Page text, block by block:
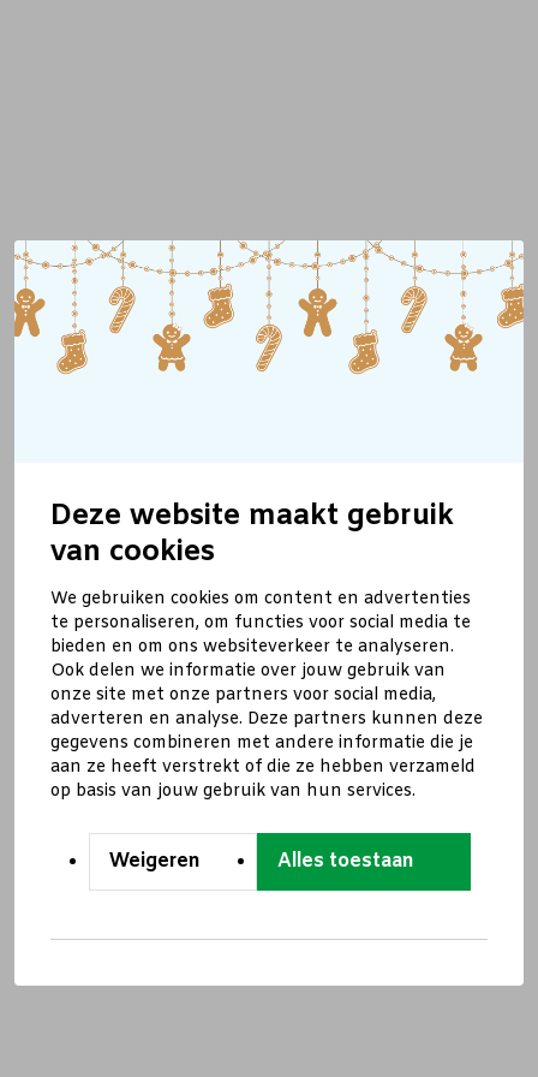
Deze website maakt gebruik
van cookies
We gebruiken cookies om content en advertenties
te personaliseren, om functies voor social media te
bieden en om ons websiteverkeer te analyseren.
Ook delen we informatie over jouw gebruik van
onze site met onze partners voor social media,
adverteren en analyse. Deze partners kunnen deze
gegevens combineren met andere informatie die je
aan ze heeft verstrekt of die ze hebben verzameld
op basis van jouw gebruik van hun services.
Weigeren Alles toestaan